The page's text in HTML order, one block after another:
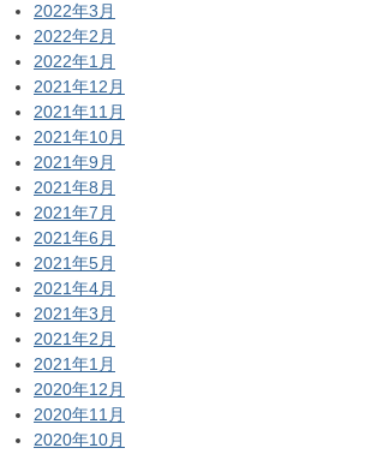
2022年3月
2022年2月
2022年1月
2021年12月
2021年11月
2021年10月
2021年9月
2021年8月
2021年7月
2021年6月
2021年5月
2021年4月
2021年3月
2021年2月
2021年1月
2020年12月
2020年11月
2020年10月